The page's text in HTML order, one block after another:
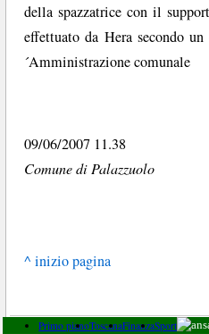
della spazzatrice con il
effettuato da Hera secondo
´Amministrazione comunale
09/06/2007 11.38
Comune di Palazzuolo
^ inizio pagina
Primo pianoToscanaFinanzaSport